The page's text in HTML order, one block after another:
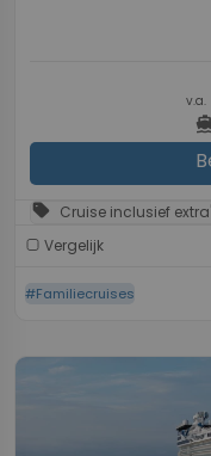
v.a.
sell Cruise inclusief
Vergelijk
#Familiecruises